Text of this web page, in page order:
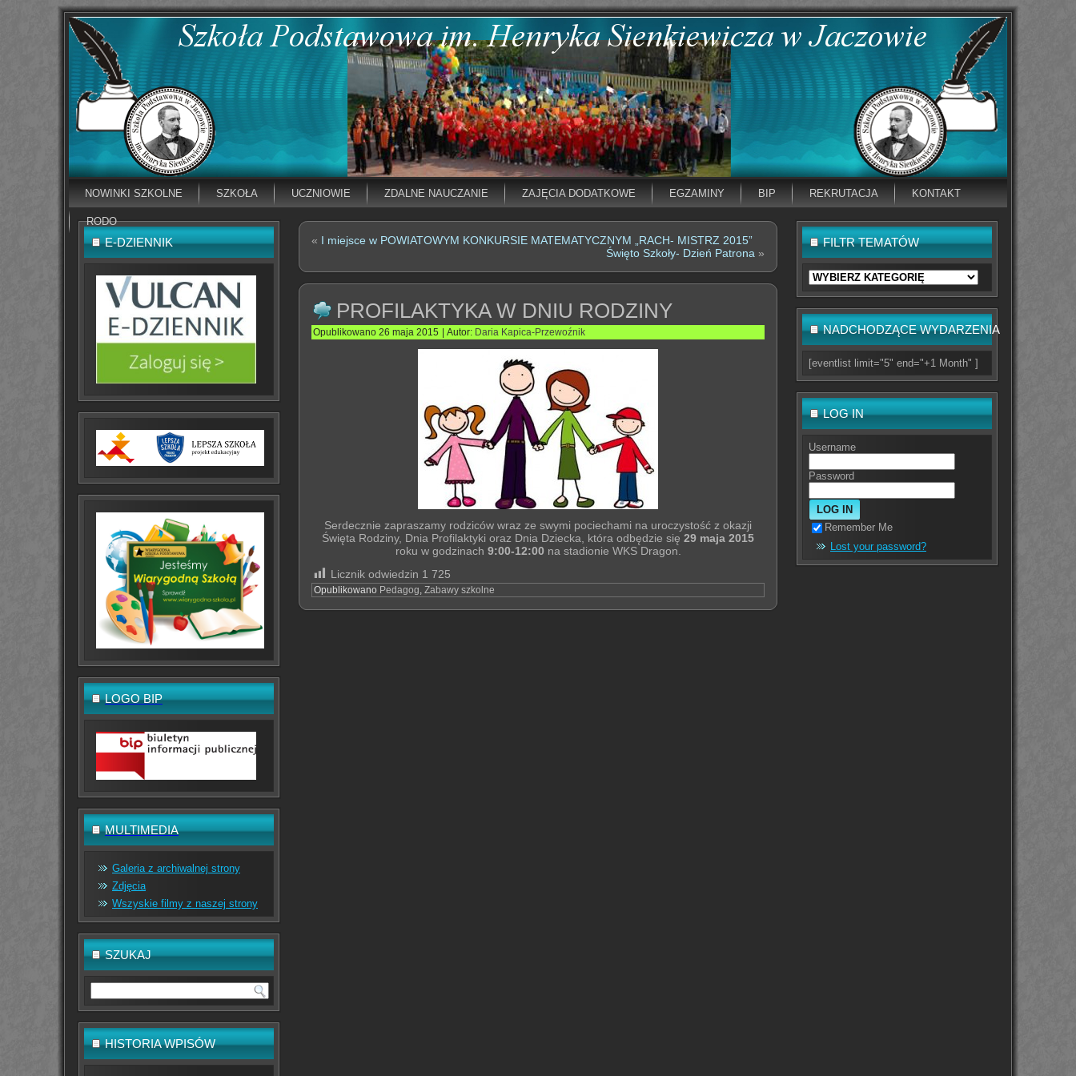
NOWINKI SZKOLNE SZKOŁA UCZNIOWIE ZDALNE NAUCZANIE ZAJĘCIA DODATKOWE EGZAMINY BIP REKRUTACJA KONTAKT
RODO
E-DZIENNIK
LOGO BIP
MULTIMEDIA
Galeria z archiwalnej strony
Zdjęcia
Wszyskie filmy z naszej strony
SZUKAJ
HISTORIA WPISÓW
« I miejsce w POWIATOWYM KONKURSIE MATEMATYCZNYM „RACH- MISTRZ 2015”
Święto Szkoły- Dzień Patrona »
PROFILAKTYKA W DNIU RODZINY
Opublikowano 26 maja 2015 Autor: Daria Kapica-Przewoźnik
Serdecznie zapraszamy rodziców wraz ze swymi pociechami na uroczystość z okazji
Święta Rodziny, Dnia Profilaktyki oraz Dnia Dziecka, która odbędzie się 29 maja 2015
roku w godzinach 9:00-12:00 na stadionie WKS Dragon.
Licznik odwiedzin 1 725
Opublikowano Pedagog, Zabawy szkolne
FILTR TEMATÓW
Filtr
tematów
NADCHODZĄCE WYDARZENIA
[eventlist limit="5" end="+1 Month" ]
LOG IN
Username
Password
Remember Me
Lost your password?